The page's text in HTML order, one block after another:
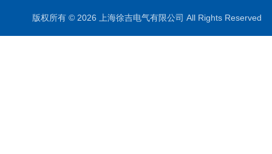
版权所有 © 2026 上海徐吉电气有限公司 All Rights